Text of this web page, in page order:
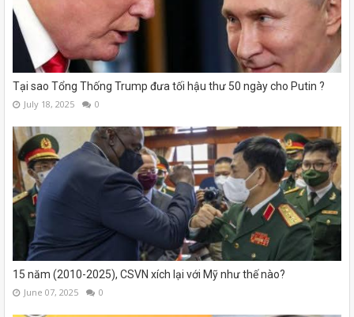
Tại sao Tổng Thống Trump đưa tối hậu thư 50 ngày cho Putin ?
July 18, 2025 0
15 năm (2010-2025), CSVN xích lại với Mỹ như thế nào?
June 07, 2025 0